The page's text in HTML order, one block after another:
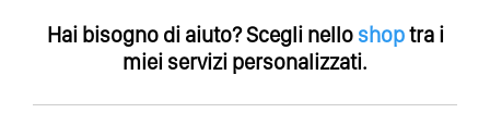
Hai bisogno di aiuto?Scegli nello shoptra i
miei servizi personalizzati.